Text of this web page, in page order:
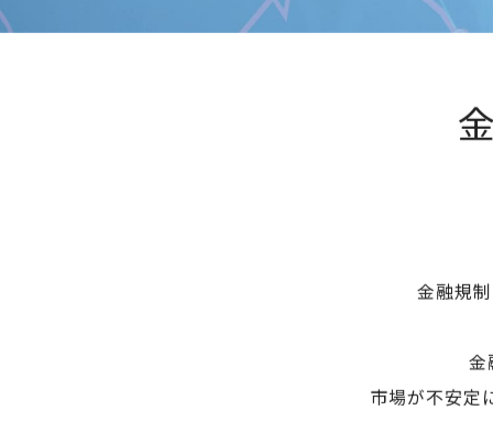
金融規制
金
市場が不安定